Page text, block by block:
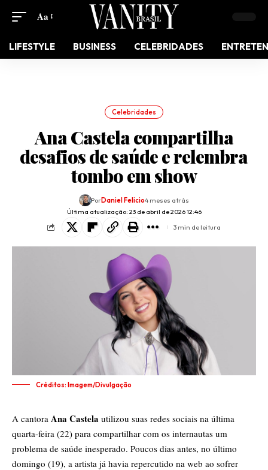
Aa
LIFESTYLE BUSINESS CELEBRIDADES
Celebridades
Ana Castela compartilha
desafios de saúde e relembra
tombo em show
Última atualização: 23 de abril de 2026 12:46
PorDaniel Felicio4 meses atrás
3 min de leitura
Créditos: Imagem/Divulgação
A cantora Ana Castela utilizou suas redes sociais na última
quarta-feira (22) para compartilhar com os internautas um
problema de saúde inesperado. Poucos dias antes, no último
domingo (19), a artista já havia repercutido na web ao sofrer